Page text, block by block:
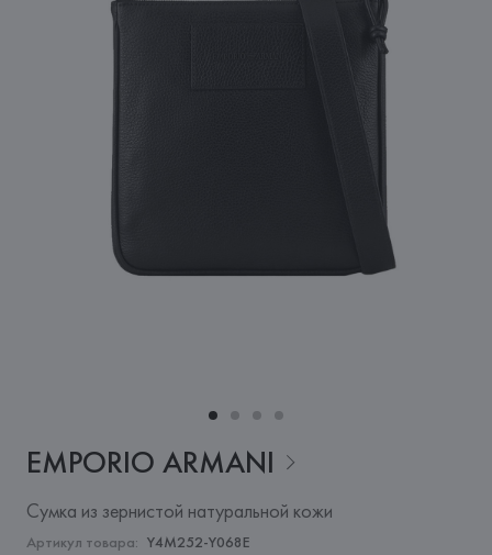
EMPORIO ARMANI
Сумка из зернистой натуральной кожи
Артикул товара: Y4M252-Y068E